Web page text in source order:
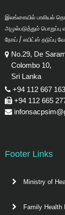
இலங்கையில் பாலியல்
அமுல்படுத்தும்
நோய் / எயிட்ஸ் தடுப்பு
No.29, De
Colombo 10,
Sri Lanka
+94 112 667 163
+94 112 665
Footer Links
Ministry of
Family Health